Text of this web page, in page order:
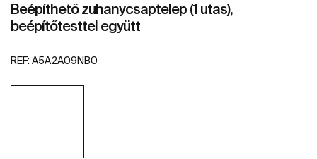
Beépíthető zuhanycsaptelep (1 utas),
beépítőtesttel együtt
REF: A5A2A09NB0